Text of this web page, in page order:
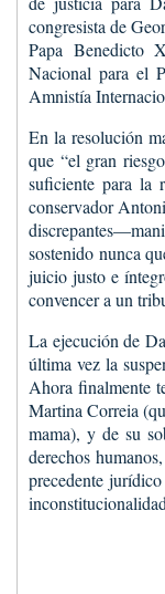
congresista de
Papa Benedicto
Nacional para el
Amnistía
En la resolución
que “el gran
suficiente para la
conservador
sostenido nunca
juicio justo e
convencer a un
La ejecución de
última vez la
Ahora finalmente
Martina Correia
mama), y de su
derechos
precedente